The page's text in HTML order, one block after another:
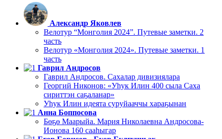
Александр Яковлев
Велотур “Монголия 2024”. Путевые заметки. 2
часть
Велотур «Монголия 2024». Путевые заметки. 1
часть
Гаврил Андросов
Гаврил Андросов. Сахалар дивизиялара
Георгий Никонов: «Уһук Илин 400 сыла Саха
сириттэн саҕаланар»
Уһук Илин идеята суруйааччы хараҕынан
Анна Боппосова
Бөҕө Маарыйа. Мария Николаевна Андросова-
Ионова 160 сааһыгар